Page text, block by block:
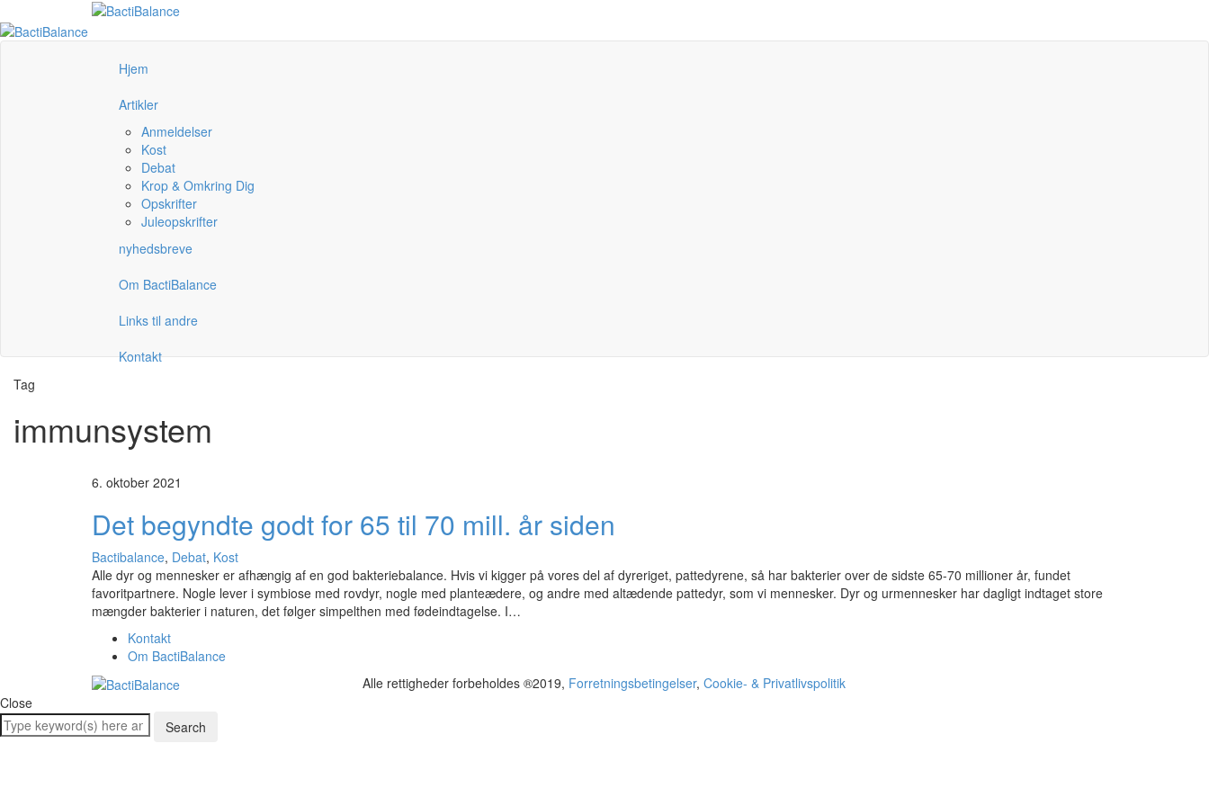
Hjem
Artikler
Anmeldelser
Kost
Debat
Krop & Omkring Dig
Opskrifter
Juleopskrifter
nyhedsbreve
Om BactiBalance
Links til andre
Kontakt
Tag
immunsystem
6. oktober 2021
Det begyndte godt for 65 til 70 mill. år siden
Bactibalance, Debat, Kost
Alle dyr og mennesker er afhængig af en god bakteriebalance. Hvis vi kigger på vores del af dyreriget, pattedyrene, så har bakterier over de sidste 65-70 millioner år, fundet
favoritpartnere. Nogle lever i symbiose med rovdyr, nogle med planteædere, og andre med altædende pattedyr, som vi mennesker. Dyr og urmennesker har dagligt indtaget store
mængder bakterier i naturen, det følger simpelthen med fødeindtagelse. I…
Kontakt
Om BactiBalance
Alle rettigheder forbeholdes ®2019, Forretningsbetingelser, Cookie- & Privatlivspolitik
Close